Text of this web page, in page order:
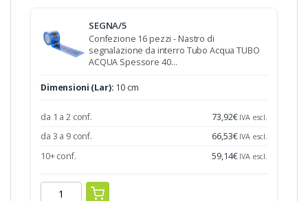
SEGNA/5
Confezione 16 pezzi - Nastro di
segnalazione da interro Tubo Acqua TUBO
ACQUA Spessore 40…
Dimensioni (Lar): 10 cm
da 1 a 2 conf. 73,92€ IVA escl.
da 3 a 9 conf. 66,53€ IVA escl.
10+ conf. 59,14€ IVA escl.